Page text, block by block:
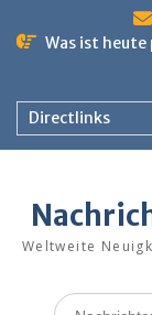
Was ist heute
Directlinks
Weltweite
Search